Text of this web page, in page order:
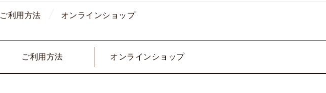
ご利用方法 オンラインショップ
ご利用方法 オンラインショップ